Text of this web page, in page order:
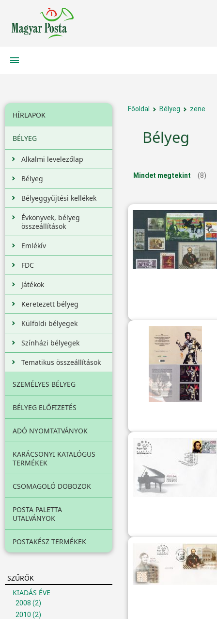
HÍRLAPOK
BÉLYEG
Alkalmi levelezőlap
Bélyeg
Bélyeggyűjtési kellékek
Évkönyvek, bélyeg
összeállítások
Emlékív
FDC
Játékok
Keretezett bélyeg
Külföldi bélyegek
Színházi bélyegek
Tematikus összeállítások
SZEMÉLYES BÉLYEG
BÉLYEG ELŐFIZETÉS
ADÓ NYOMTATVÁNYOK
KARÁCSONYI KATALÓGUS
TERMÉKEK
CSOMAGOLÓ DOBOZOK
POSTA PALETTA
UTALVÁNYOK
POSTAKÉSZ TERMÉKEK
SZŰRŐK
KIADÁS ÉVE
2008 (2)
2010 (2)
Főoldal Bélyeg zene
Bélyeg
Mindet megtekint (8)